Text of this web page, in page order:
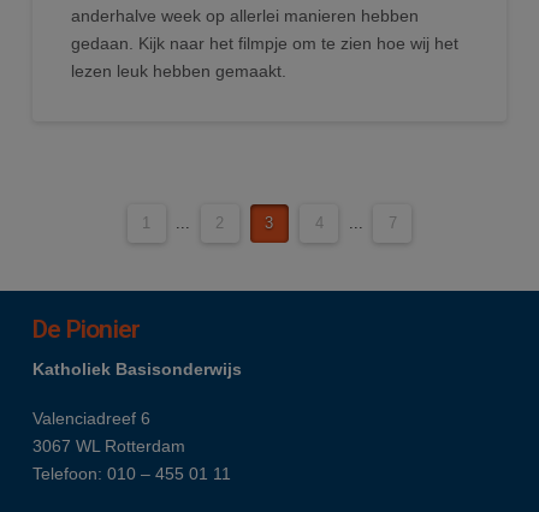
anderhalve week op allerlei manieren hebben
gedaan. Kijk naar het filmpje om te zien hoe wij het
lezen leuk hebben gemaakt.
1 2 3 4 7
De Pionier
Katholiek Basisonderwijs
Valenciadreef 6
3067 WL Rotterdam
Telefoon: 010 – 455 01 11